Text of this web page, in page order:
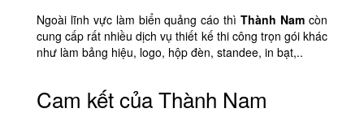
Ngoài lĩnh vực làm biển quảng cáo thìThành Nam còn
cung cấp rất nhiều dịch vụ thiết kế thi công trọn gói khác
như làm bảng hiệu, logo, hộp đèn, standee, in bạt,..
Cam kết của Thành Nam